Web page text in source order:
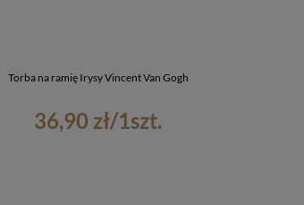
Torba na ramię Irysy Vincent Van Gogh
36,90 zł/1szt.